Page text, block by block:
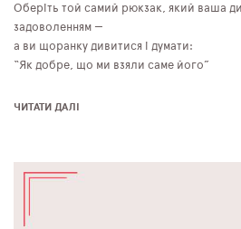
Оберіть той самий рюкзак, який ваша
задоволенням —
а ви щоранку дивитися і думати:
“Як добре, що ми взяли саме його”
ЧИТАТИ ДАЛІ